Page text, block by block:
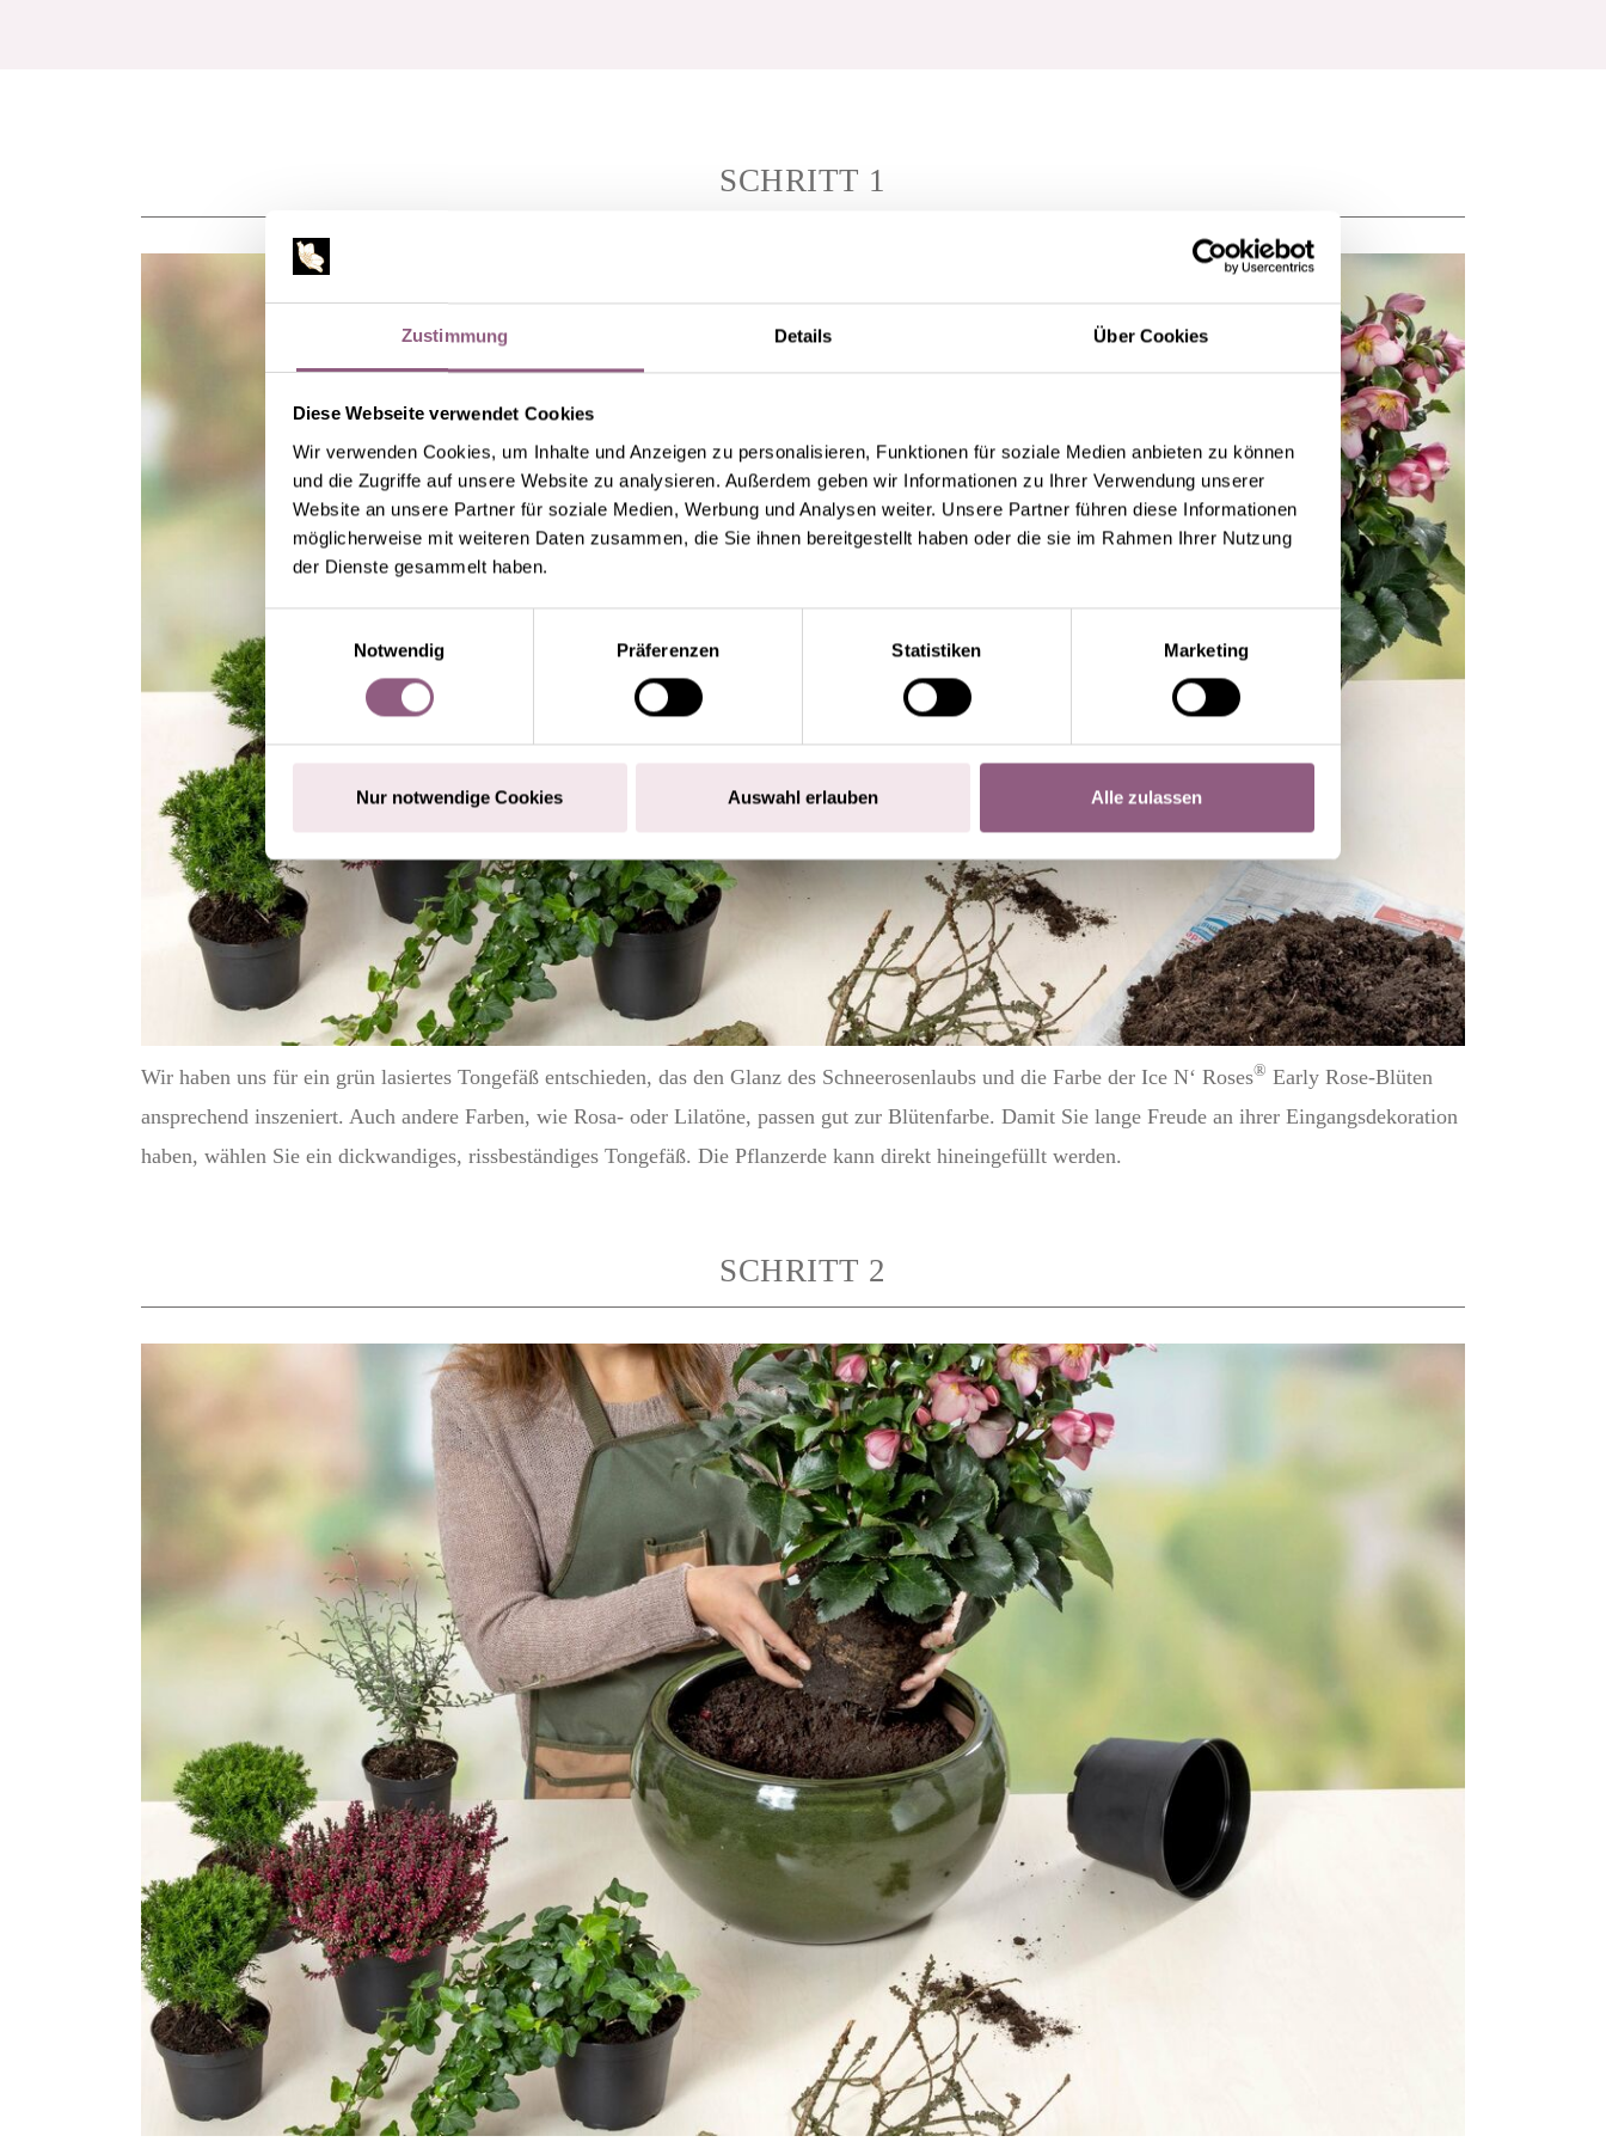
Zustimmung Details Über Cookies
Diese Webseite verwendet Cookies
Wir verwenden Cookies, um Inhalte und Anzeigen zu personalisieren, Funktionen für soziale Medien anbieten zu können
und die Zugriffe auf unsere Website zu analysieren. Außerdem geben wir Informationen zu Ihrer Verwendung unserer
Website an unsere Partner für soziale Medien, Werbung und Analysen weiter. Unsere Partner führen diese Informationen
möglicherweise mit weiteren Daten zusammen, die Sie ihnen bereitgestellt haben oder die sie im Rahmen Ihrer Nutzung
der Dienste gesammelt haben.
Notwendig
Präferenzen Statistiken Marketing
Nur notwendige Cookies Auswahl erlauben Alle zulassen
SCHRITT 1
Wir haben uns für ein grün lasiertes Tongefäß entschieden, das den Glanz des Schneerosenlaubs und die Farbe der Ice N‘ Roses® Early Rose-Blüten
ansprechend inszeniert. Auch andere Farben, wie Rosa- oder Lilatöne, passen gut zur Blütenfarbe. Damit Sie lange Freude an ihrer Eingangsdekoration
haben, wählen Sie ein dickwandiges, rissbeständiges Tongefäß. Die Pflanzerde kann direkt hineingefüllt werden.
SCHRITT 2